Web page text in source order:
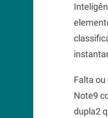
Falta
Note9
dupla2